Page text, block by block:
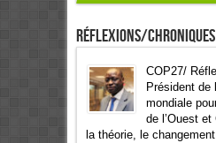
Réflexions/Chroniques
COP27/
Président de
mondiale
de l’Ouest
la théorie, le